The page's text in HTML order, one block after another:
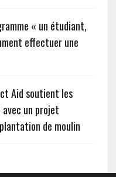
« un étudiant,
effectuer une
Aid soutient les
un projet
de moulin